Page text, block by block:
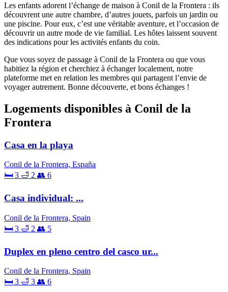
Les enfants adorent l’échange de maison à Conil de la Frontera : ils
découvrent une autre chambre, d’autres jouets, parfois un jardin ou
une piscine. Pour eux, c’est une véritable aventure, et l’occasion de
découvrir un autre mode de vie familial. Les hôtes laissent souvent
des indications pour les activités enfants du coin.
Que vous soyez de passage à Conil de la Frontera ou que vous
habitiez la région et cherchiez à échanger localement, notre
plateforme met en relation les membres qui partagent l’envie de
voyager autrement. Bonne découverte, et bons échanges !
Logements disponibles à Conil de la
Frontera
Casa en la playa
Conil de la Frontera, España
🛏 3 🛁 2 👥 6
Casa individual: ...
Conil de la Frontera, Spain
🛏 3 🛁 2 👥 5
Duplex en pleno centro del casco ur...
Conil de la Frontera, Spain
🛏 3 🛁 3 👥 6